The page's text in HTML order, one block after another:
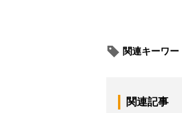
関連キーワー
関連記事